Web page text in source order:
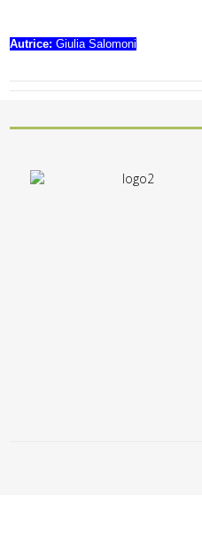
Autrice: Giulia Salomoni